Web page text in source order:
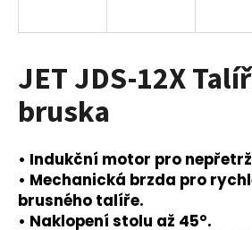
JET JDS-12X
bruska
• Indukční motor pro
• Mechanická brzda pro
brusného talíře.
• Naklopení stolu až 45°.
t
?